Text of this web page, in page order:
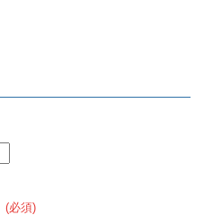
(必須)